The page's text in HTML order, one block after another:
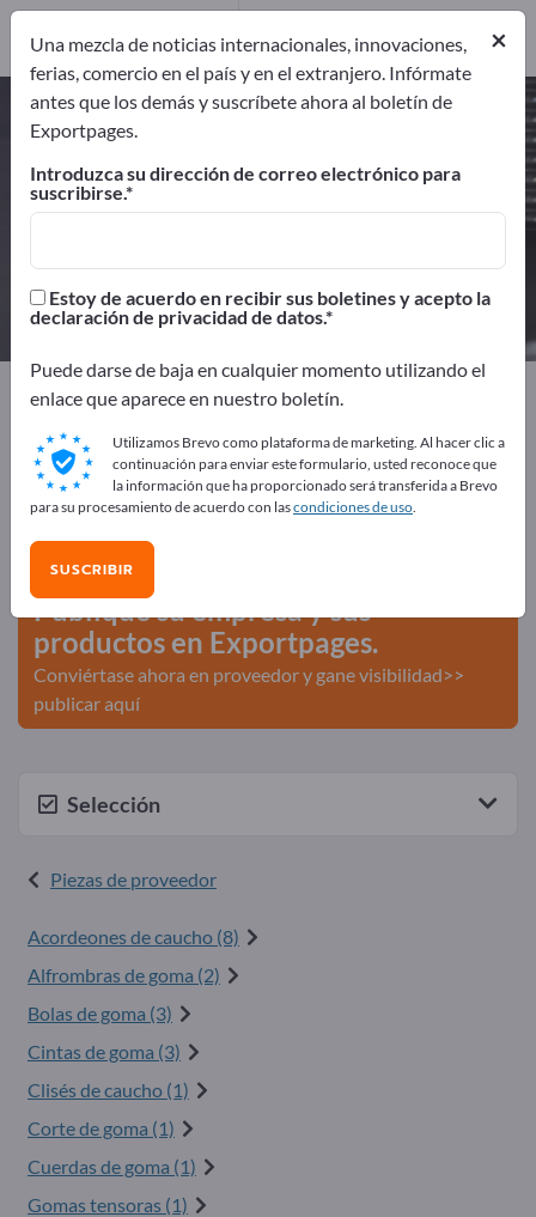
Piezas de goma – encuentre
fabricantes y proveedores
Exportadores Fabricantes
7
Exportpages
Componentes y Piezas
¡Anúnciese gratis en Exportpages!
comerciales >> Empiece aquí
Publique su empresa y sus
productos en Exportpages.
Conviértase ahora en proveedor y gane visibilidad>>
publicar aquí
Selección
Piezas de proveedor
Acordeones de caucho (8)
Alfrombras de goma (2)
Bolas de goma (3)
Cintas de goma (3)
Clisés de caucho (1)
Corte de goma (1)
Cuerdas de goma (1)
Gomas tensoras (1)
×
Una mezcla de noticias internacionales, innovaciones,
ferias, comercio en el país y en el extranjero. Infórmate
antes que los demás y suscríbete ahora al boletín de
Exportpages.
Introduzca su dirección de correo electrónico para
suscribirse.
Estoy de acuerdo en recibir sus boletines y acepto la
declaración de privacidad de datos.
Puede darse de baja en cualquier momento utilizando el
enlace que aparece en nuestro boletín.
Utilizamos Brevo como plataforma de marketing. Al hacer clic a
continuación para enviar este formulario, usted reconoce que
la información que ha proporcionado será transferida a Brevo
para su procesamiento de acuerdo con lascondiciones de uso.
SUSCRIBIR